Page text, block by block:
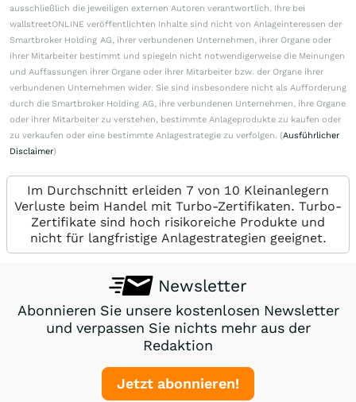
ausschließlich die jeweiligen externen Autoren verantwortlich. Ihre bei
wallstreetONLINE veröffentlichten Inhalte sind nicht von Anlageinteressen der
Smartbroker Holding AG, ihrer verbundenen Unternehmen, ihrer Organe oder
ihrer Mitarbeiter bestimmt und spiegeln nicht notwendigerweise die Meinungen
und Auffassungen ihrer Organe oder ihrer Mitarbeiter bzw. der Organe ihrer
verbundenen Unternehmen wider. Sie sind insbesondere nicht als Aufforderung
durch die Smartbroker Holding AG, ihre verbundenen Unternehmen, ihre Organe
oder ihrer Mitarbeiter zu verstehen, bestimmte Anlageprodukte zu kaufen oder
zu verkaufen oder eine bestimmte Anlagestrategie zu verfolgen. (Ausführlicher
Disclaimer)
Im Durchschnitt erleiden 7 von 10 Kleinanlegern
Verluste beim Handel mit Turbo-Zertifikaten. Turbo-
Zertifikate sind hoch risikoreiche Produkte und
nicht für langfristige Anlagestrategien geeignet.
Newsletter
Abonnieren Sie unsere kostenlosen Newsletter
und verpassen Sie nichts mehr aus der
Redaktion
Jetzt abonnieren!